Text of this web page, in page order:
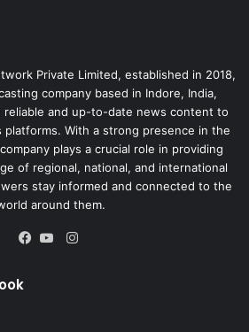
Private Limited, established in 2018,
company based in Indore, India,
reliable and up-to-date news content to
platforms. With a strong presence in the
plays a crucial role in providing
of regional, national, and international
stay informed and connected to the
around them.
Instagram